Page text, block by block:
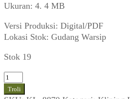
Ukuran: 4. 4 MB
Versi Produksi: Digital/PDF
Lokasi Stok: Gudang Warsip
Stok 19
Kuantitas
Konflik
Troli